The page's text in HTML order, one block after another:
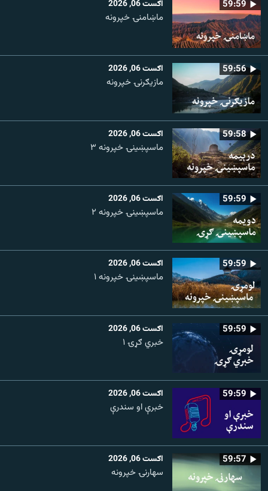
59:59 اګست 06, 2026
ماښامنۍ خپرونه
59:56 اګست 06, 2026
مازیګرنۍ خپرونه
59:58 اګست 06, 2026
ماسپښینۍ خپرونه ۳
59:59 اګست 06, 2026
ماسپښينۍ خپرونه ۲
59:59 اګست 06, 2026
ماسپښينۍ خپرونه ۱
59:59 اګست 06, 2026
خبري ګړۍ ۱
59:59 اګست 06, 2026
خبرې او سندرې
59:57 اګست 06, 2026
سهارنۍ خپرونه